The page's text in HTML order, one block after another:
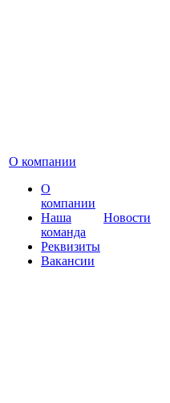
О компании
О
компании
Наша
команда
Реквизиты
Вакансии
Новости